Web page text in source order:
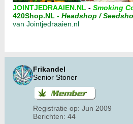
JOINTJEDRAAIEN.NL - Smoking
420Shop.NL - Headshop /
van Jointjedraaien.nl
Frikandel
Senior Stoner
Registratie op: Jun 2009
Berichten: 44